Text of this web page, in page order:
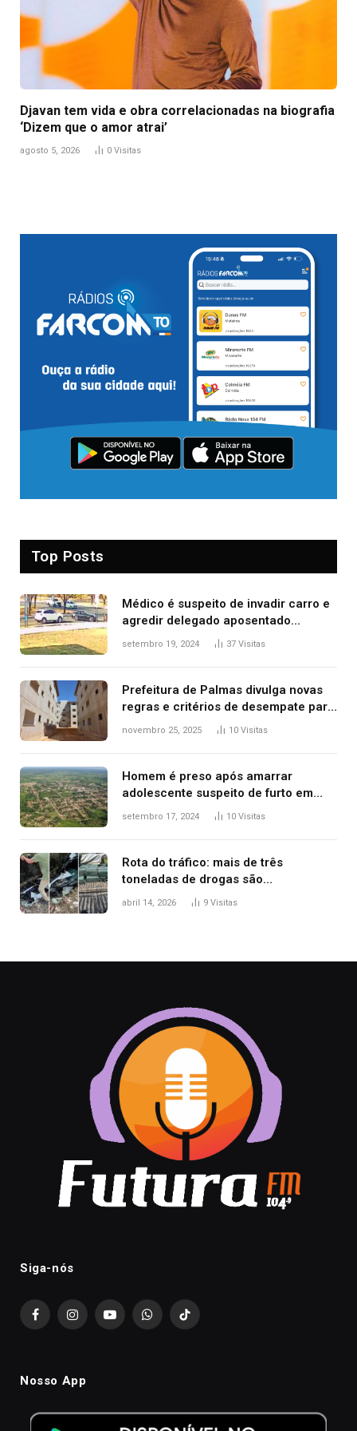
Djavan tem vida e obra correlacionadas na biografia
‘Dizem que o amor atrai’
agosto 5, 2026 0 Visitas
Top Posts
Médico é suspeito de invadir carro e
agredir delegado aposentado
durante confusão no trânsito
setembro 19, 2024 37 Visitas
Prefeitura de Palmas divulga novas
regras e critérios de desempate para
seleção de famílias no Minha Casa,
novembro 25, 2025 10 Visitas
Homem é preso após amarrar
adolescente suspeito de furto em
estaca de cerca e agredi-lo
setembro 17, 2024 10 Visitas
Rota do tráfico: mais de três
toneladas de drogas são
apreendidas no TO em três meses
abril 14, 2026 9 Visitas
Siga-nós
FacebookInstagramYouTubeWhatsAppTikTok
Nosso App